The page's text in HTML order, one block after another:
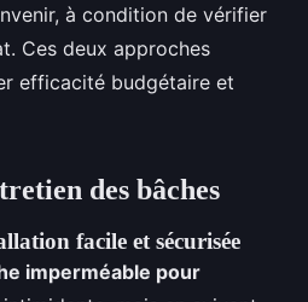
à condition de vérifier
Ces deux approches
efficacité budgétaire et
des bâches
facile et sécurisée
imperméable pour